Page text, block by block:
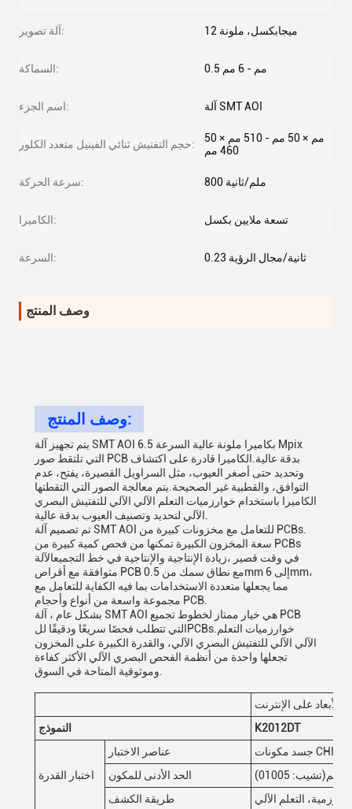
آلة تصوير: 12 ميجابكسل، ملونة
السماكة: 0.5 مم - 6 مم
اسم الجزء: آلة SMT AOI
حجم التفتيش ثنائي الفينيل متعدد الكلور:
50 مم × 50 مم - 510 مم ×
460 مم
سرعة الحركة: 800 ملم/ثانية
الكاميرا: تسعة ملايين بكسل
السرعة: 0.23 ثانية/مجال الرؤية
وصف المنتج
وصف المنتج:
يتم تجهيز آلة SMT AOI بكاميرا ملونة عالية السرعة 6.5 Mpix
التي تلتقط صور PCB بدقة عالية.الكاميرا قادرة على اكتشاف
وتحديد حتى أصغر العيوب، مثل السراويل القصيرة، يفتح، عدم
التوافق، والقطبية غير الصحيحة.يتم معالجة الصور التي التقطتها
الكاميرا باستخدام خوارزميات التعلم الآلي الآلي للتفتيش البصري
تم تصميم آلة SMT AOI للتعامل مع مخزونات كبيرة من PCBs.
سعة المخزون الكبيرة تمكنها من فحص كمية كبيرة من PCBs
في وقت قصير ،زيادة الإنتاجية والإنتاجية في خط التجميعالآلة
متوافقة مع أقراص PCB مع نطاق سمك من 0.5mm إلى 6mm،
مما يجعلها متعددة الاستخدامات بما فيه الكفاية للتعامل مع
مجموعة واسعة من أنواع وأحجام PCB.
بشكل عام ، آلة SMT AOI هي خيار ممتاز لخطوط تجميع PCB
التي تتطلب فحصًا سريعًا ودقيقًا للPCBs.خوارزميات التعلم
الآلي الآلي للتفتيش البصري الآلي، والقدرة الكبيرة على المخزون
تجعلها واحدة من أنظمة الفحص البصري الآلي الأكثر كفاءة
على الإنترنت
النموذج
K2012DT
اختبار القدرة
عناصر الاختبار
الحد الأدنى للمكون
طريقة الكشف
التعلم الآلي